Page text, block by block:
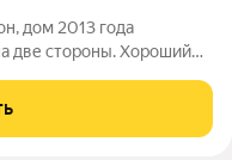
дом 2013 года
две стороны. Хороший
пункты выдачи,